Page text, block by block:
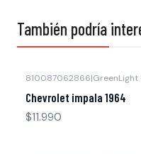
También podría
810087062866|GreenLight
Chevrolet impala 1964
$11.990